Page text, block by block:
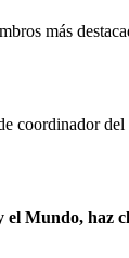
más
coordinador del
el Mundo, haz